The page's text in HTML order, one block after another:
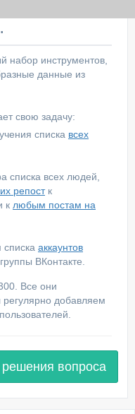
набор инструментов,
данные из
свою задачу:
списка всех
списка всех людей,
репостк
к любым постам на
аккаунтов
ВКонтакте.
Все они
добавляем
решения вопроса